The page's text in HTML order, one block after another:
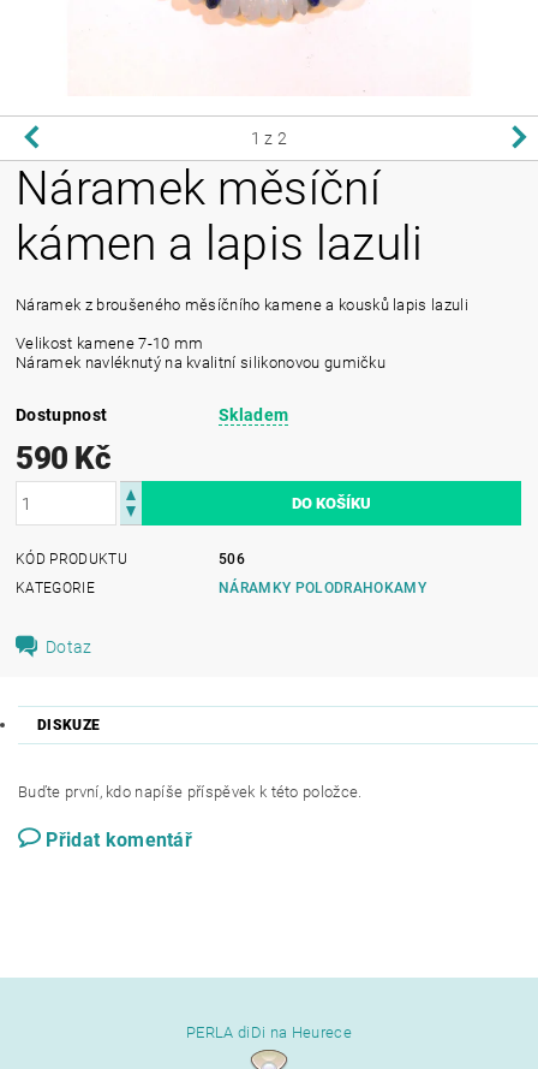
1 z 2
Náramek měsíční
kámen a lapis lazuli
Náramek z broušeného měsíčního kamene a kousků lapis lazuli
Velikost kamene 7-10 mm
Náramek navléknutý na kvalitní silikonovou gumičku
Dostupnost Skladem
590 Kč
KÓD PRODUKTU
506
KATEGORIE
NÁRAMKY POLODRAHOKAMY
Dotaz
DISKUZE
Buďte první, kdo napíše příspěvek k této položce.
Přidat komentář
PERLA diDi na Heurece